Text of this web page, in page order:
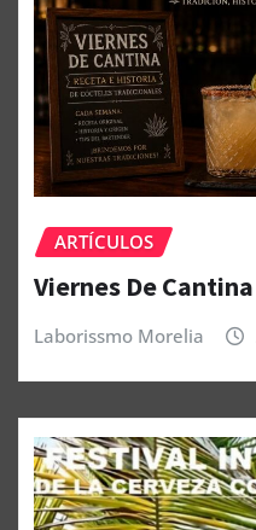
ARTÍCULOS
Viernes De Cantina
Laborissmo Morelia